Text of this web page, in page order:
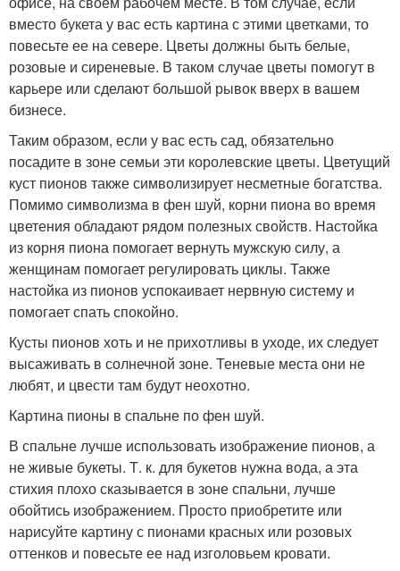
вместо букета у вас есть картина с этими цветками, то
повесьте ее на севере. Цветы должны быть белые,
розовые и сиреневые. В таком случае цветы помогут в
карьере или сделают большой рывок вверх в вашем
бизнесе.
Таким образом, если у вас есть сад, обязательно
посадите в зоне семьи эти королевские цветы. Цветущий
куст пионов также символизирует несметные богатства.
Помимо символизма в фен шуй, корни пиона во время
цветения обладают рядом полезных свойств. Настойка
из корня пиона помогает вернуть мужскую силу, а
женщинам помогает регулировать циклы. Также
настойка из пионов успокаивает нервную систему и
помогает спать спокойно.
Кусты пионов хоть и не прихотливы в уходе, их следует
высаживать в солнечной зоне. Теневые места они не
любят, и цвести там будут неохотно.
Картина пионы в спальне по фен шуй.
В спальне лучше использовать изображение пионов, а
не живые букеты. Т. к. для букетов нужна вода, а эта
стихия плохо сказывается в зоне спальни, лучше
обойтись изображением. Просто приобретите или
нарисуйте картину с пионами красных или розовых
оттенков и повесьте ее над изголовьем кровати.